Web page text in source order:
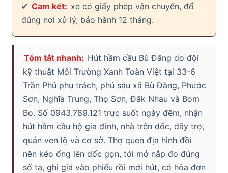
✔ Cam kết: xe có giấy phép vận chuyển, đổ
đúng nơi xử lý, bảo hành 12 tháng.
Tóm tắt nhanh: Hút hầm cầu Bù Đăng do đội
kỹ thuật Môi Trường Xanh Toàn Việt tại 33-6
Trần Phú phụ trách, phủ sáu xã Bù Đăng, Phước
Sơn, Nghĩa Trung, Thọ Sơn, Đăk Nhau và Bom
Bo. Số 0943.789.121 trực suốt ngày đêm, nhận
hút hầm cầu hộ gia đình, nhà trên dốc, dãy trọ,
quán ven lộ và cơ sở. Thợ quen địa hình đồi
nên kéo ống lên dốc gọn, tới mở nắp đo đúng
số tạ, ghi giá vào phiếu rồi mới hút, có hóa đơn